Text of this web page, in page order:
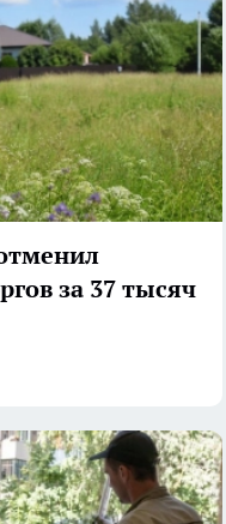
за 37 тысяч